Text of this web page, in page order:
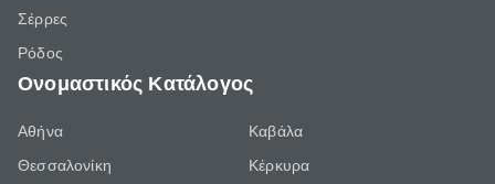
Σέρρες
Ρόδος
Ονομαστικός Κατάλογος
Αθήνα
Θεσσαλονίκη
Καβάλα
Κέρκυρα